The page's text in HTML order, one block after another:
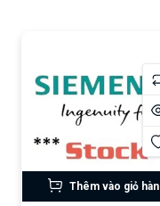
Thêm vào giỏ